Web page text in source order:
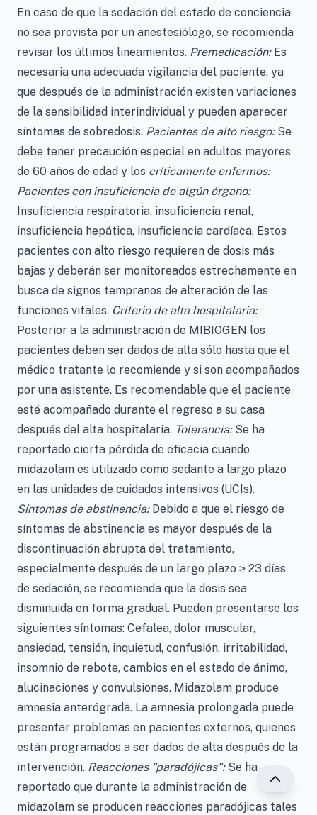
En caso de que la sedación del estado de conciencia
no sea provista por un anestesiólogo, se recomienda
revisar los últimos lineamientos. Premedicación:Es
necesaria una adecuada vigilancia del paciente, ya
que después de la administración existen variaciones
de la sensibilidad interindividual y pueden aparecer
síntomas de sobredosis. Pacientes de alto riesgo:Se
debe tener precaución especial en adultos mayores
de 60 años de edad y los críticamente enfermos:
Pacientes con insuficiencia de algún órgano:
Insuficiencia respiratoria, insuficiencia renal,
insuficiencia hepática, insuficiencia cardíaca. Estos
pacientes con alto riesgo requieren de dosis más
bajas y deberán ser monitoreados estrechamente en
busca de signos tempranos de alteración de las
funciones vitales. Criterio de alta hospitalaria:
Posterior a la administración de MIBIOGEN los
pacientes deben ser dados de alta sólo hasta que el
médico tratante lo recomiende y si son acompañados
por una asistente. Es recomendable que el paciente
esté acompañado durante el regreso a su casa
después del alta hospitalaria. Tolerancia:Se ha
reportado cierta pérdida de eficacia cuando
midazolam es utilizado como sedante a largo plazo
en las unidades de cuidados intensivos (UCIs).
Síntomas de abstinencia:Debido a que el riesgo de
síntomas de abstinencia es mayor después de la
discontinuación abrupta del tratamiento,
especialmente después de un largo plazo ≥ 23 días
de sedación, se recomienda que la dosis sea
disminuida en forma gradual. Pueden presentarse los
siguientes síntomas: Cefalea, dolor muscular,
ansiedad, tensión, inquietud, confusión, irritabilidad,
insomnio de rebote, cambios en el estado de ánimo,
alucinaciones y convulsiones. Midazolam produce
amnesia anterógrada. La amnesia prolongada puede
presentar problemas en pacientes externos, quienes
están programados a ser dados de alta después de la
intervención. Reacciones "paradójicas":Se ha
reportado que durante la administración de
midazolam se producen reacciones paradójicas tales